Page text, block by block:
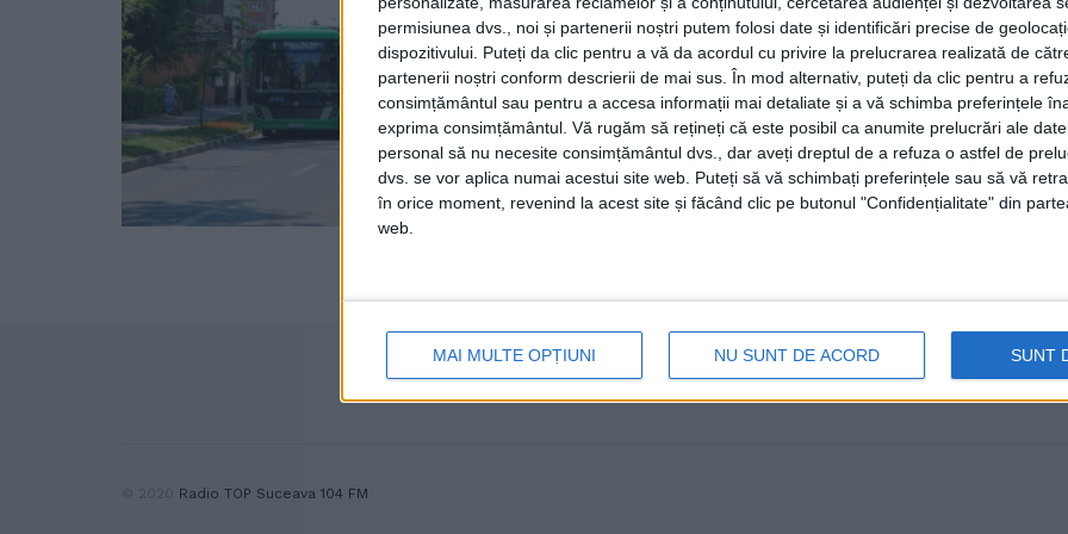
permisiunea dvs., noi și partenerii noștri putem folosi date și identificări precise de
dispozitivului. Puteți da clic pentru a vă da acordul cu privire la prelucrarea realizată de
partenerii noștri conform descrierii de mai sus. În mod alternativ, puteți da clic pentru a
consimțământul sau pentru a accesa informații mai detaliate și a vă schimba preferințele
exprima consimțământul. Vă rugăm să rețineți că este posibil ca anumite prelucrări ale
personal să nu necesite consimțământul dvs., dar aveți dreptul de a refuza o astfel de
dvs. se vor aplica numai acestui site web. Puteți să vă schimbați preferințele sau să vă
în orice moment, revenind la acest site și făcând clic pe butonul "Confidențialitate" din
web.
MAI MULTE OPȚIUNI NU SUNT DE ACORD SUNT
prin SMS. Așteptăm să avem
să putem să scoatem taxatoarele
5 DECEMBRIE, 2025
Directorul TPL Suceava, Gabriel Petruc, a declarat,
referitor la modul în care ...
Radio TOP Suceava 104 FM